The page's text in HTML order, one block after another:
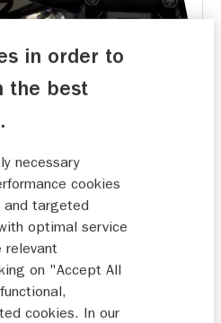
beschikbaar voor
aanbod voor
modellen uit met een
Hiermee wordt
afstanden nog
ontspannen. Lees het
in order to
the best
necessary
cookies
targeted
optimal service
relevant
on "Accept All
cookies. In our